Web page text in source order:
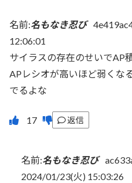
名前:名もなき忍び
12:06:01
サイラスの存在のせいでAP
APレシオが高いほど弱くな
でるよな
返信
名前:名もなき忍び
2024/01/23(火) 15:03:26